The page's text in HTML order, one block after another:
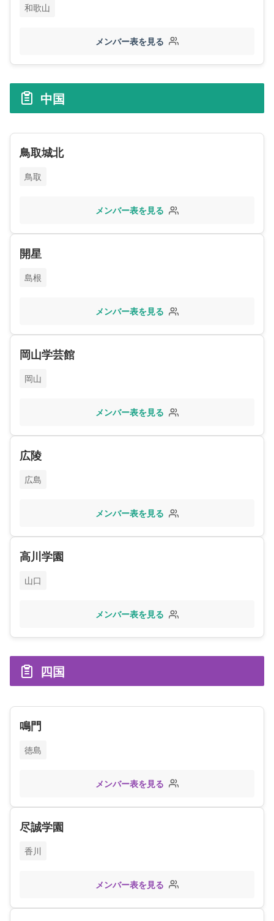
和歌山
メンバー表を見る
中国
鳥取城北
鳥取
メンバー表を見る
開星
島根
メンバー表を見る
岡山学芸館
岡山
メンバー表を見る
広陵
広島
メンバー表を見る
高川学園
山口
メンバー表を見る
四国
鳴門
徳島
メンバー表を見る
尽誠学園
香川
メンバー表を見る